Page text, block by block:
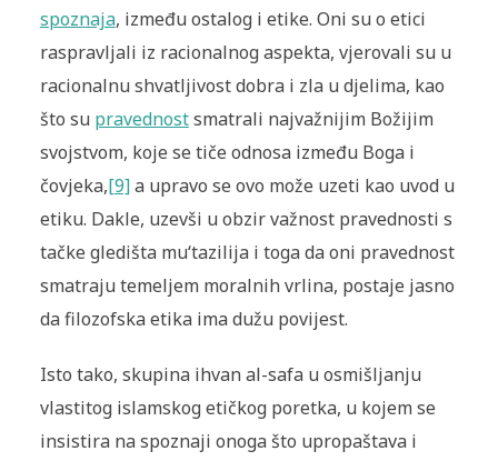
spoznaja, između ostalog i etike. Oni su o etici
raspravljali iz racionalnog aspekta, vjerovali su u
racionalnu shvatljivost dobra i zla u djelima, kao
što su pravednostsmatrali najvažnijim Božijim
svojstvom, koje se tiče odnosa između Boga i
čovjeka,[9]a upravo se ovo može uzeti kao uvod u
etiku. Dakle, uzevši u obzir važnost pravednosti s
tačke gledišta mu‘tazilija i toga da oni pravednost
smatraju temeljem moralnih vrlina, postaje jasno
da filozofska etika ima dužu povijest.
Isto tako, skupina ihvan al-safa u osmišljanju
vlastitog islamskog etičkog poretka, u kojem se
insistira na spoznaji onoga što upropaštava i